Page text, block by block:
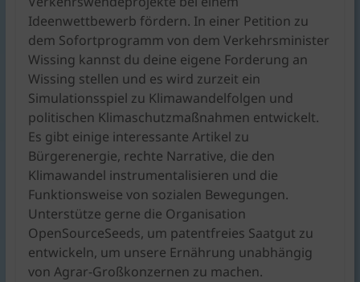
Ideenwettbewerb fördern. In einer Petition zu
dem Sofortprogramm von dem Verkehrsminister
Wissing kannst du deine eigene Forderung an
Wissing stellen und es wird zurzeit ein
Simulationsspiel zu Klimawandelfolgen und
politischen Klimaschutzmaßnahmen entwickelt.
Es gibt einige interessante Artikel zu
Bürgerenergie, rechte Narrative, die den
Klimawandel instrumentalisieren und die
Funktionsweise von sozialen Bewegungen.
Unterstütze gerne die Organisation
OpenSourceSeeds, um patentfreies Saatgut zu
entwickeln, um unsere Ernährung unabhängig
von Agrar-Großkonzernen zu machen.